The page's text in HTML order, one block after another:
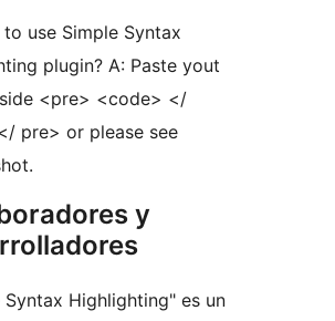
to use Simple Syntax
plugin? A: Paste yout
<pre> <code> </
pre> or please see
y
Syntax Highlighting" es un